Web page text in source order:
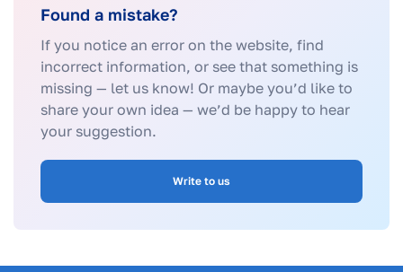
Found a mistake?
If you notice an error on the website, find
incorrect information, or see that something is
missing — let us know! Or maybe you’d like to
share your own idea — we’d be happy to hear
your suggestion.
Write to us